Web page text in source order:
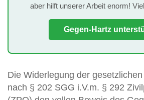
aber hilft unserer Arbeit enorm!
Gegen-Hartz
Die Widerlegung der
nach § 202 SGG i.V.m. § 292